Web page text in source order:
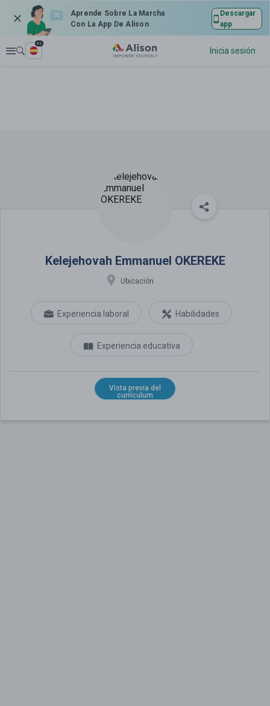
Aprende Sobre La Marcha
Con La App De Alison
Descargar
app
Explorar
es
Inicia sesión
Kelejehovah Emmanuel OKEREKE
Ubicación
Experiencia laboral
Experiencia educativa
Habilidades
Vista previa del
currículum